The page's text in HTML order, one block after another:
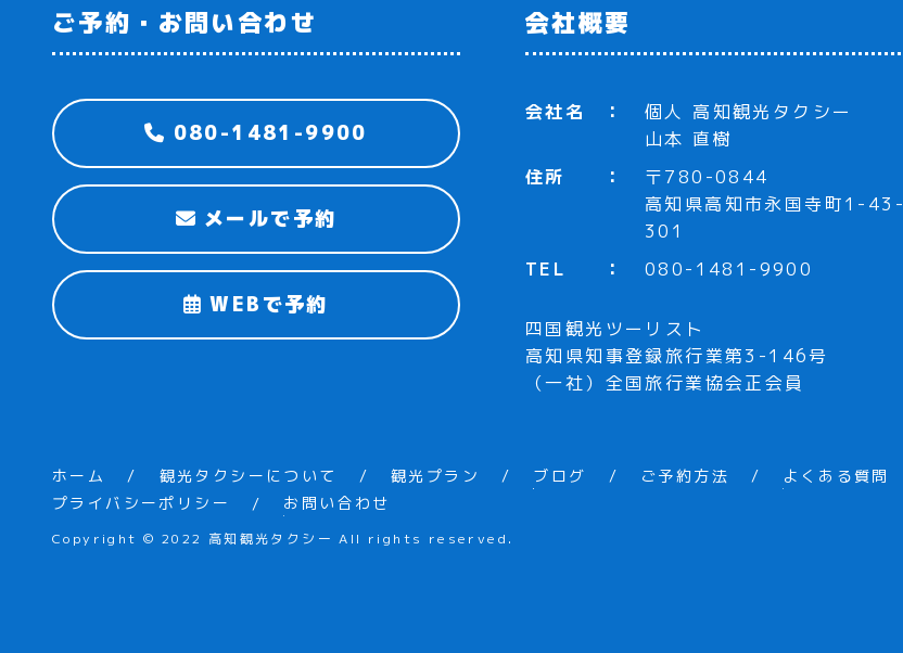
ご予約・お問い合わせ
080-1481-9900
メールで予約
WEBで予約
会社概要
会社名
個人 高知観光タクシー
山本 直樹
住所
〒780-0844
高知県高知市永国寺町1-43-
301
TEL
080-1481-9900
四国観光ツーリスト
高知県知事登録旅行業第3-146号
（一社）全国旅行業協会正会員
ホーム 観光タクシーについて 観光プラン ブログ ご予約方法
よくある質問
プライバシーポリシー
お問い合わせ
Copyright © 2022 高知観光タクシー All rights reserved.